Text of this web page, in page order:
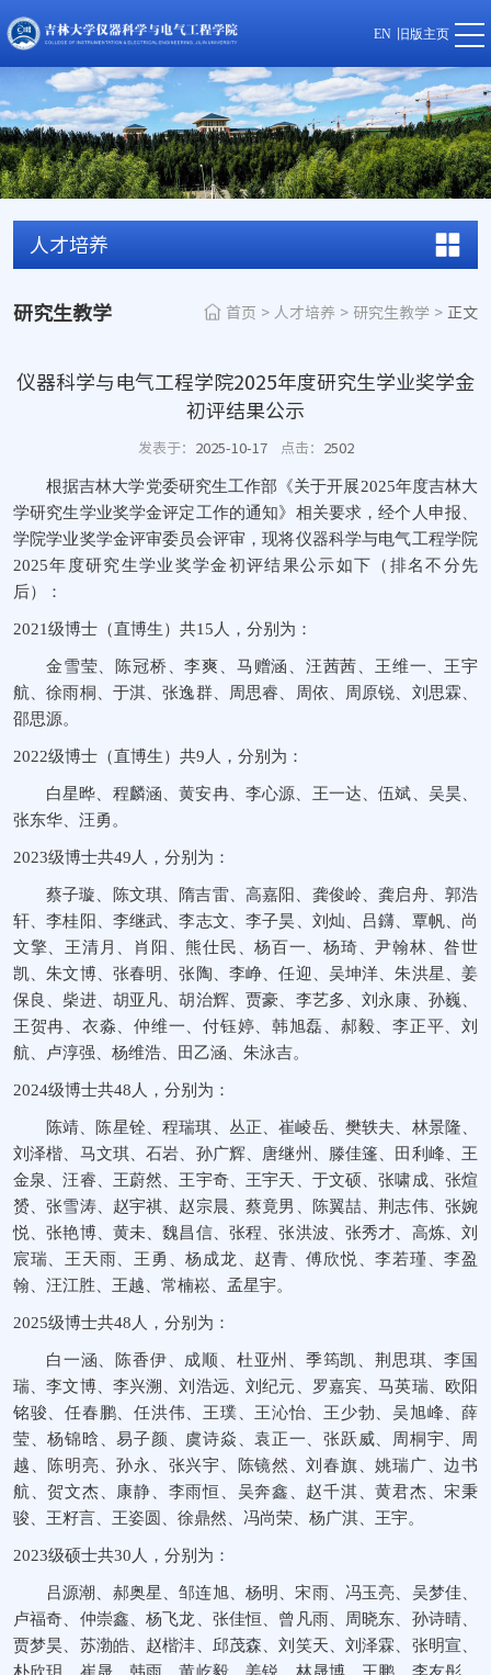
EN 旧版主页
人才培养
研究生教学 首页 > 人才培养 > 研究生教学 > 正文
仪器科学与电气工程学院2025年度研究生学业奖学金
初评结果公示
发表于： 2025-10-17 点击： 2502
根据吉林大学党委研究生工作部《关于开展2025年度吉林大
学研究生学业奖学金评定工作的通知》相关要求，经个人申报、
学院学业奖学金评审委员会评审，现将仪器科学与电气工程学院
2025年度研究生学业奖学金初评结果公示如下（排名不分先
后）：
2021级博士（直博生）共15人，分别为：
金雪莹、陈冠桥、李爽、马赠涵、汪茜茜、王维一、王宇
航、徐雨桐、于淇、张逸群、周思睿、周依、周原锐、刘思霖、
邵思源。
2022级博士（直博生）共9人，分别为：
白星晔、程麟涵、黄安冉、李心源、王一达、伍斌、吴昊、
张东华、汪勇。
2023级博士共49人，分别为：
蔡子璇、陈文琪、隋吉雷、高嘉阳、龚俊岭、龚启舟、郭浩
轩、李桂阳、李继武、李志文、李子昊、刘灿、吕鑮、覃帆、尚
文擎、王清月、肖阳、熊仕民、杨百一、杨琦、尹翰林、昝世
凯、朱文博、张春明、张陶、李峥、任迎、吴坤洋、朱洪星、姜
保良、柴进、胡亚凡、胡治辉、贾豪、李艺多、刘永康、孙巍、
王贺冉、衣淼、仲维一、付钰婷、韩旭磊、郝毅、李正平、刘
航、卢淳强、杨维浩、田乙涵、朱泳吉。
2024级博士共48人，分别为：
陈靖、陈星铨、程瑞琪、丛正、崔崚岳、樊轶夫、林景隆、
刘泽楷、马文琪、石岩、孙广辉、唐继州、滕佳篷、田利峰、王
金泉、汪睿、王蔚然、王宇奇、王宇天、于文硕、张啸成、张煊
赟、张雪涛、赵宇祺、赵宗晨、蔡竟男、陈翼喆、荆志伟、张婉
悦、张艳博、黄未、魏昌信、张程、张洪波、张秀才、高炼、刘
宸瑞、王天雨、王勇、杨成龙、赵青、傅欣悦、李若瑾、李盈
翰、汪江胜、王越、常楠崧、孟星宇。
2025级博士共48人，分别为：
白一涵、陈香伊、成顺、杜亚州、季筠凯、荆思琪、李国
瑞、李文博、李兴溯、刘浩远、刘纪元、罗嘉宾、马英瑞、欧阳
铭骏、任春鹏、任洪伟、王璞、王沁怡、王少勃、吴旭峰、薛
莹、杨锦晗、易子颜、虞诗焱、袁正一、张跃威、周桐宇、周
越、陈明亮、孙永、张兴宇、陈镜然、刘春旗、姚瑞广、边书
航、贺文杰、康静、李雨恒、吴奔鑫、赵千淇、黄君杰、宋秉
骏、王籽言、王姿圆、徐鼎然、冯尚荣、杨广淇、王宇。
2023级硕士共30人，分别为：
吕源潮、郝奥星、邹连旭、杨明、宋雨、冯玉亮、吴梦佳、
卢福奇、仲崇鑫、杨飞龙、张佳恒、曾凡雨、周晓东、孙诗晴、
贾梦昊、苏渤皓、赵楷沣、邱茂森、刘笑天、刘泽霖、张明宣、